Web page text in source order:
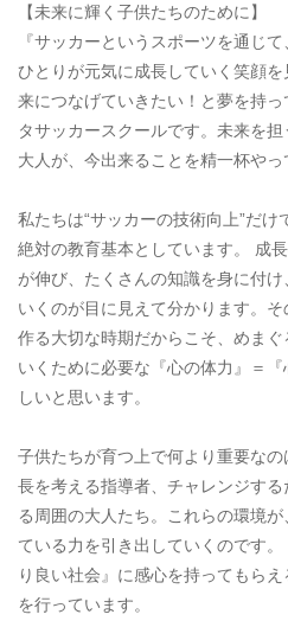
【未来に輝く子供たちのために】
『サッカーというスポーツを通じ
ひとりが元気に成長していく笑顔
来につなげていきたい！と夢を持
タサッカースクールです。未来を
大人が、今出来ることを精一杯やっ
私たちは“サッカーの技術向上”だけ
絶対の教育基本としています。 成
が伸び、たくさんの知識を身に付
いくのが目に見えて分かります。
作る大切な時期だからこそ、めま
いくために必要な『心の体力』＝
しいと思います。
子供たちが育つ上で何より重要な
長を考える指導者、チャレンジす
る周囲の大人たち。これらの環境
ている力を引き出していくのです
り良い社会』に感心を持ってもら
を行っています。